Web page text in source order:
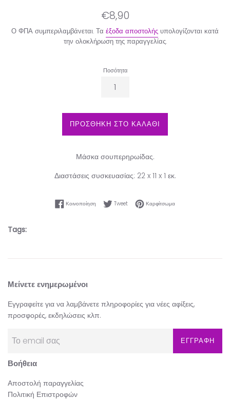
Κανονική
€8,90
Ο ΦΠΑ συμπεριλαμβάνεται. Τα έξοδα αποστολής υπολογίζονται κατά
την ολοκλήρωση της παραγγελίας.
Ποσότητα
ΠΡΟΣΘΗΚΗ ΣΤΟ ΚΑΛΑΘΙ
Μάσκα σουπερηρωίδας.
Διαστάσεις συσκευασίας: 22 x 11 x 1 εκ.
Κοινοποίηση Κοινοποίηση στο Facebook
TweetTweet στο Twitter
ΚαρφίτσωμαΚαρφίτσωμα στο
Tags:
Μείνετε ενημερωμένοι
Εγγραφείτε για να λαμβάνετε πληροφορίες για νέες αφίξεις,
προσφορές, εκδηλώσεις κλπ.
ΕΓΓΡΑΦΗ
Βοήθεια
Αποστολή παραγγελίας
Πολιτική Επιστροφών